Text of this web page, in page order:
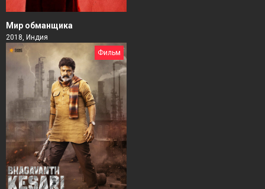
Мир обманщика
2018, Индия
Фильм